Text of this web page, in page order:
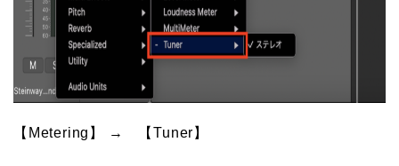
【Metering】 → 【Tuner】